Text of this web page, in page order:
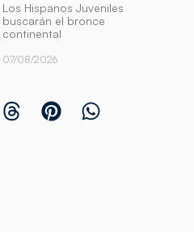
Los Hispanos Juveniles
buscarán el bronce
continental
07/08/2026